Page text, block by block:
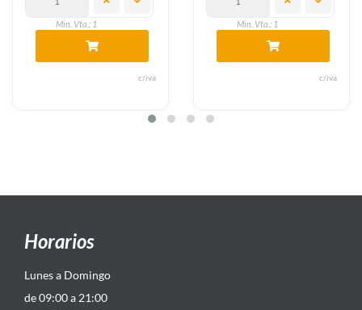
Min. Vta.: 1 Min. Vta.: 1
Horarios
Lunes a Domingo
de 09:00 a 21:00